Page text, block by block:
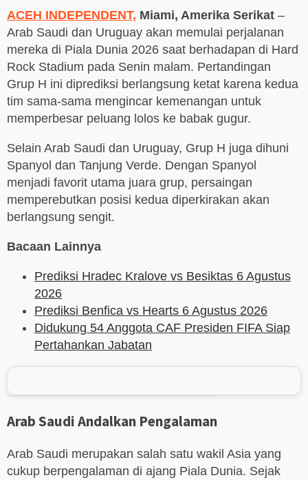
ACEH INDEPENDENT, Miami, Amerika Serikat –
Arab Saudi dan Uruguay akan memulai perjalanan
mereka di Piala Dunia 2026 saat berhadapan di Hard
Rock Stadium pada Senin malam. Pertandingan
Grup H ini diprediksi berlangsung ketat karena kedua
tim sama-sama mengincar kemenangan untuk
memperbesar peluang lolos ke babak gugur.
Selain Arab Saudi dan Uruguay, Grup H juga dihuni
Spanyol dan Tanjung Verde. Dengan Spanyol
menjadi favorit utama juara grup, persaingan
memperebutkan posisi kedua diperkirakan akan
berlangsung sengit.
Bacaan Lainnya
Prediksi Hradec Kralove vs Besiktas 6 Agustus
2026
Prediksi Benfica vs Hearts 6 Agustus 2026
Didukung 54 Anggota CAF Presiden FIFA Siap
Pertahankan Jabatan
Arab Saudi Andalkan Pengalaman
Arab Saudi merupakan salah satu wakil Asia yang
cukup berpengalaman di ajang Piala Dunia. Sejak